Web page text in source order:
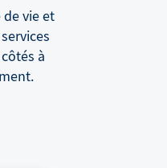
vie et
à